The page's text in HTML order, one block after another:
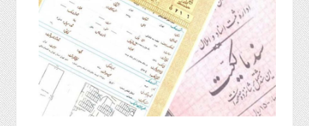
و
شهری
گاز
و
پتروشیمی
صنعت